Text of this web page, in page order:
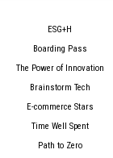
ESG+H
Boarding Pass
The Power of Innovation
Brainstorm Tech
E-commerce Stars
Time Well Spent
Path to Zero